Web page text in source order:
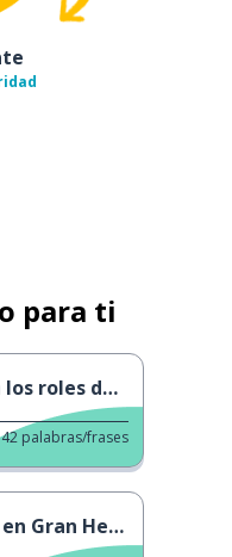
para ti
de género
42 palabras/frases
Hermano